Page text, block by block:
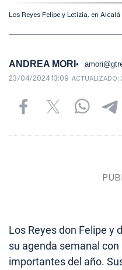
Los Reyes Felipe y Letizia, en
ANDREA MORI
23/04/2024 13:09 ACTUALIZADO:
Los Reyes don Felipe y
su agenda semanal
importantes del año.